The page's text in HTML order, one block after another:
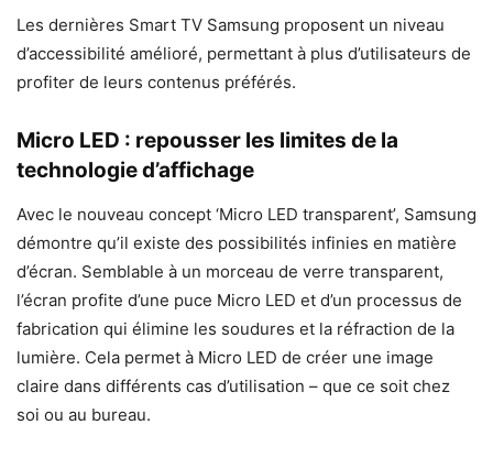
Les dernières Smart TV Samsung proposent un niveau
d’accessibilité amélioré, permettant à plus d’utilisateurs de
profiter de leurs contenus préférés.
Micro LED : repousser les limites de la
technologie d’affichage
Avec le nouveau concept ‘Micro LED transparent’, Samsung
démontre qu’il existe des possibilités infinies en matière
d’écran. Semblable à un morceau de verre transparent,
l’écran profite d’une puce Micro LED et d’un processus de
fabrication qui élimine les soudures et la réfraction de la
lumière. Cela permet à Micro LED de créer une image
claire dans différents cas d’utilisation – que ce soit chez
soi ou au bureau.